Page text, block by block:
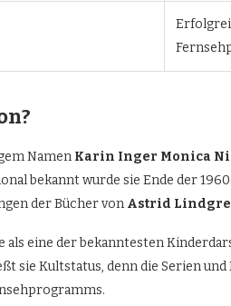
Namen Karin Inger Monica
bekannt wurde sie Ende der
der Bücher von Astrid
als eine der bekanntesten
sie Kultstatus, denn die Serien